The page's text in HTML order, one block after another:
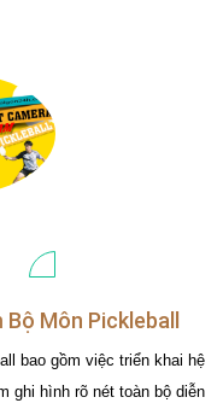
Môn Pickleball
bao gồm việc triển khai hệ
ghi hình rõ nét toàn bộ diễn